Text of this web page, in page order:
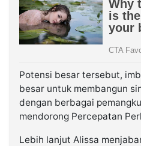
Potensi besar tersebut,
besar untuk membangun
dengan berbagai
mendorong Percepatan
Lebih lanjut Alissa